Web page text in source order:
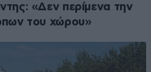
«Δεν περίμενα την
του χώρου»